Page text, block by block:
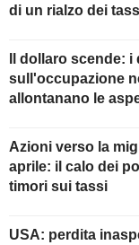
di un rialzo dei
Il dollaro scende:
sull'occupazione
allontanano le
Azioni verso la
aprile: il calo dei
timori sui tassi
USA: perdita